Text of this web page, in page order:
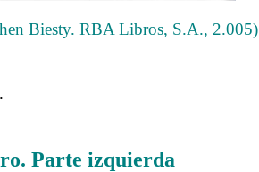
Biesty. RBA Libros, S.A., 2.005)
Parte izquierda